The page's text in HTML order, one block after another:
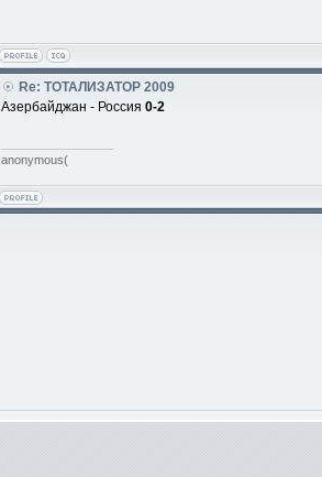
Re: ТОТАЛИЗАТОР 2009
Азербайджан - Россия 0-2
anonymous(